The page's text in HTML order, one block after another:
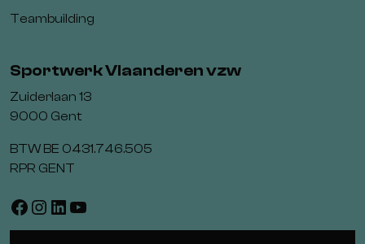
Sportwerk Vlaanderen vzw
Zuiderlaan 13
9000 Gent
BTW BE 0431.746.505
RPR GENT
Facebook
Instagram
LinkedIn
YouTube
Teambuilding